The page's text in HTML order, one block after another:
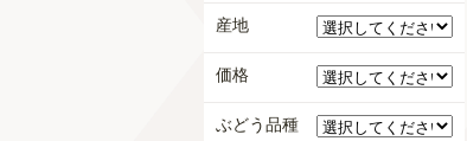
産地
価格
ぶどう品種